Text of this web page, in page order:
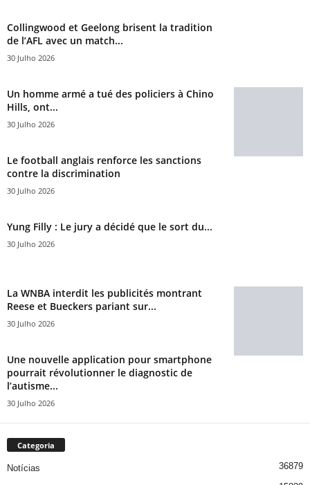
Collingwood et Geelong brisent la tradition
de l’AFL avec un match...
30 Julho 2026
Un homme armé a tué des policiers à Chino
Hills, ont...
30 Julho 2026
Le football anglais renforce les sanctions
contre la discrimination
30 Julho 2026
Yung Filly : Le jury a décidé que le sort du...
30 Julho 2026
La WNBA interdit les publicités montrant
Reese et Bueckers pariant sur...
30 Julho 2026
Une nouvelle application pour smartphone
pourrait révolutionner le diagnostic de
l’autisme...
30 Julho 2026
Categoria
Notícias 36879